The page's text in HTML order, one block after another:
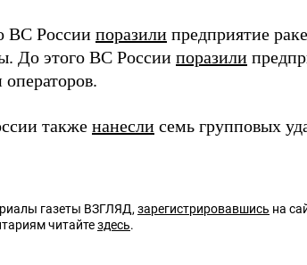
ВС России поразили предприятие
До этого ВС России поразили
также нанесли семь групповых
газеты ВЗГЛЯД, зарегистрировавшись на
читайтездесь.